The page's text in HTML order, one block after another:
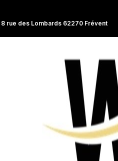
8 rue des Lombards 62270 Frévent